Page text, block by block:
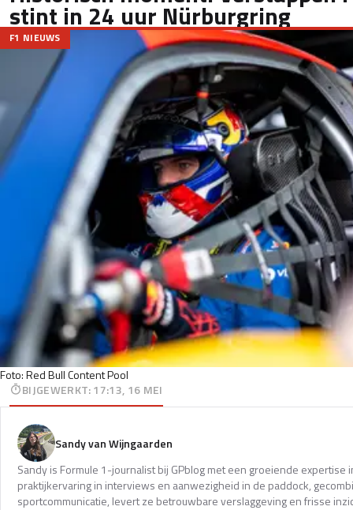
stint in 24 uur Nürburgring
Foto: Red Bull Content Pool
F1 NIEUWS
BIJGEWERKT:17:13, 16 MEI
Sandy van Wijngaarden
Sandy is Formule 1-journalist bij GPblog met een groeiende expertise
praktijkervaring in interviews en aanwezigheid in de paddock,
sportcommunicatie, levert ze betrouwbare verslaggeving en frisse